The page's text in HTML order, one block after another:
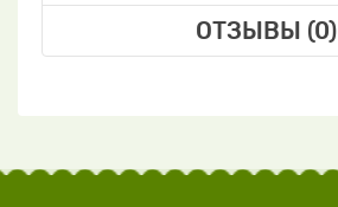
ОТЗЫВЫ (0)